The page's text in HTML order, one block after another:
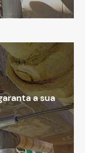
a sua